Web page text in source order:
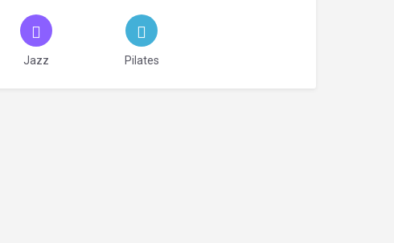
Jazz Pilates